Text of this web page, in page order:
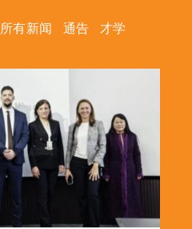
所有新闻 通告 才学